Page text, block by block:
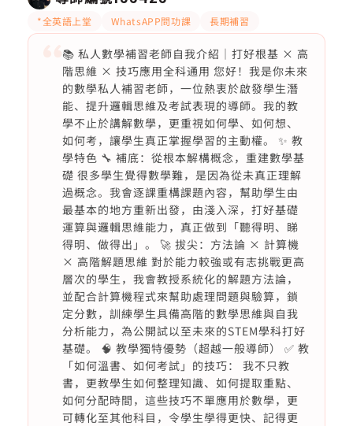
*全英語上堂 WhatsAPP問功課 長期補習
📚 私人數學補習老師自我介紹｜打好根基 × 高
階思維 × 技巧應用全科通用 您好！我是你未來
的數學私人補習老師，一位熱衷於啟發學生潛
能、提升邏輯思維及考試表現的導師。我的教
學不止於講解數學，更重視如何學、如何想、
如何考，讓學生真正掌握學習的主動權。 ✨ 教
學特色 🔧 補底：從根本解構概念，重建數學基
礎 很多學生覺得數學難，是因為從未真正理解
過概念。我會逐課重構課題內容，幫助學生由
最基本的地方重新出發，由淺入深，打好基礎
運算與邏輯思維能力，真正做到「聽得明、睇
得明、做得出」。 🚀 拔尖：方法論 × 計算機
× 高階解題思維 對於能力較強或有志挑戰更高
層次的學生，我會教授系統化的解題方法論，
並配合計算機程式來幫助處理問題與驗算，鎖
定分數，訓練學生具備高階的數學思維與自我
分析能力，為公開試以至未來的STEM學科打好
基礎。 🧠 教學獨特優勢（超越一般導師） ✅ 教
「如何溫書、如何考試」的技巧： 我不只教
書，更教學生如何整理知識、如何提取重點、
如何分配時間，這些技巧不單應用於數學，更
可轉化至其他科目，令學生學得更快、記得更